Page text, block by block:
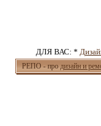
ДЛЯ ВАС: *
РЕПО - продизайн и